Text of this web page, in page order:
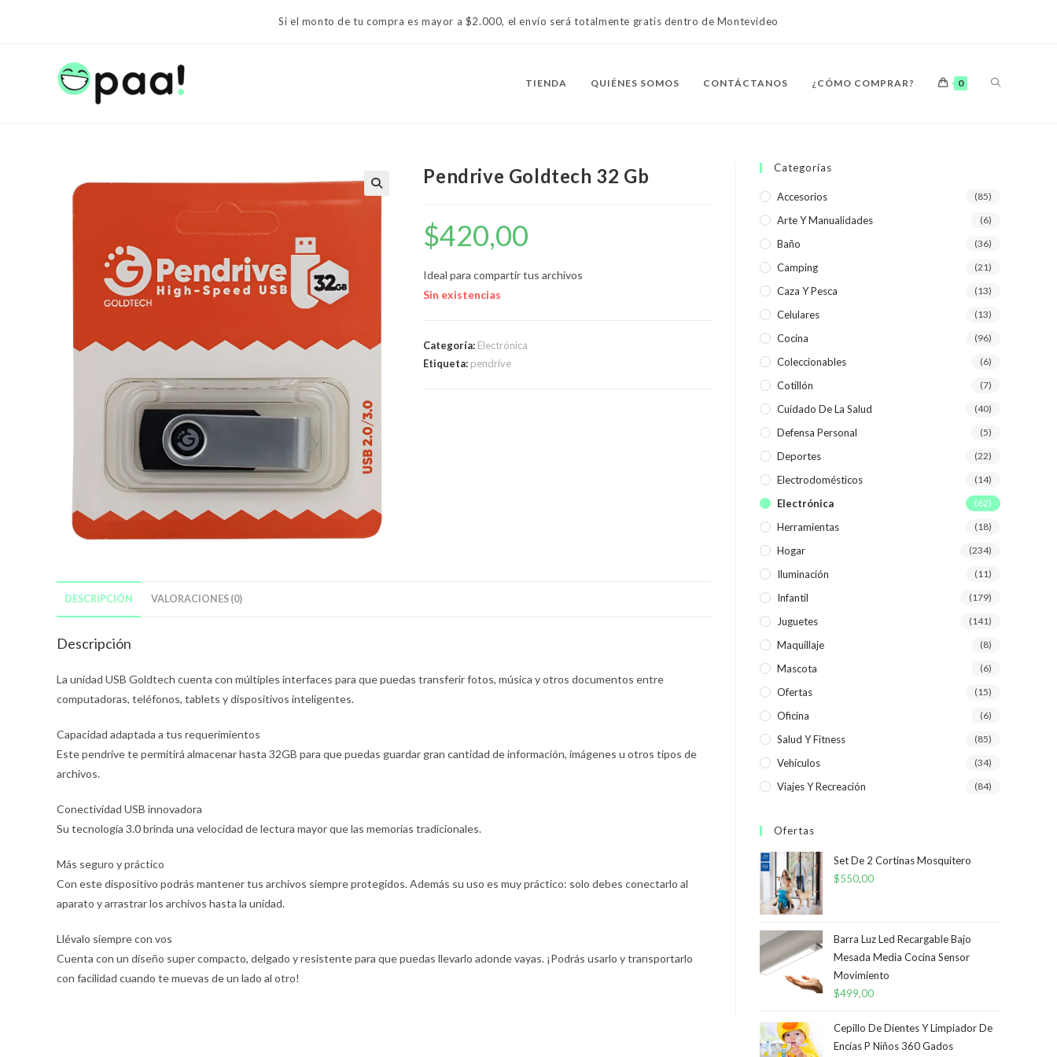
Si el monto de tu compra es mayor a $2.000, el envío será totalmente gratis dentro de Montevideo
TIENDA QUIÉNES SOMOS CONTÁCTANOS ¿CÓMO COMPRAR? 0 ALTERNAR
DE
LA
Pendrive Goldtech 32 Gb
$420,00
Ideal para compartir tus archivos
Sin existencias
Categoría: Electrónica
Etiqueta: pendrive
DESCRIPCIÓN VALORACIONES (0)
Descripción
La unidad USB Goldtech cuenta con múltiples interfaces para que puedas transferir fotos, música y otros documentos entre
computadoras, teléfonos, tablets y dispositivos inteligentes.
Capacidad adaptada a tus requerimientos
Este pendrive te permitirá almacenar hasta 32GB para que puedas guardar gran cantidad de información, imágenes u otros tipos de
archivos.
Conectividad USB innovadora
Su tecnología 3.0 brinda una velocidad de lectura mayor que las memorias tradicionales.
Más seguro y práctico
Con este dispositivo podrás mantener tus archivos siempre protegidos. Además su uso es muy práctico: solo debes conectarlo al
aparato y arrastrar los archivos hasta la unidad.
Llévalo siempre con vos
Cuenta con un diseño super compacto, delgado y resistente para que puedas llevarlo adonde vayas. ¡Podrás usarlo y transportarlo
con facilidad cuando te muevas de un lado al otro!
Categorías
Accesorios (85)
Arte Y Manualidades (6)
Baño (36)
Camping (21)
Caza Y Pesca (13)
Celulares (13)
Cocina (96)
Coleccionables (6)
Cotillón (7)
Cuidado De La Salud (40)
Defensa Personal (5)
Deportes (22)
Electrodomésticos (14)
Electrónica (62)
Herramientas (18)
Hogar (234)
Iluminación (11)
Infantil (179)
Juguetes (141)
Maquillaje (8)
Mascota (6)
Ofertas (15)
Oficina (6)
Salud Y Fitness (85)
Vehículos (34)
Viajes Y Recreación (84)
Ofertas
Set De 2 Cortinas Mosquitero
$550,00
Barra Luz Led Recargable Bajo
Mesada Media Cocina Sensor
Movimiento
$499,00
Cepillo De Dientes Y Limpiador De
Encías P Niños 360 Gados